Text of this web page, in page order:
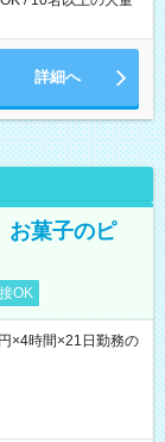
詳細へ
お菓子のピ
OK
×4時間×21日勤務の